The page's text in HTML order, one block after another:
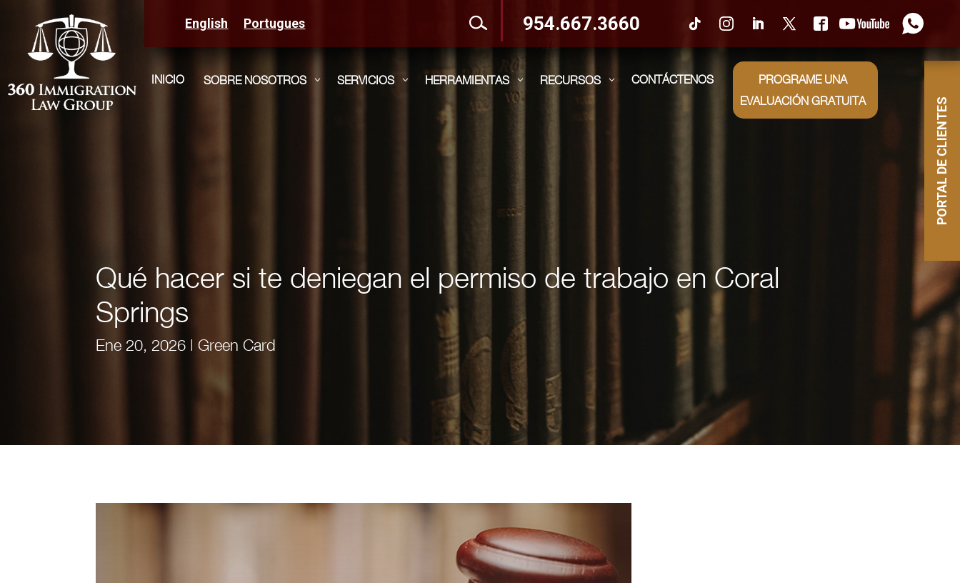
English Portugues 954.667.3660
INICIO SOBRE NOSOTROS 3 SERVICIOS 3 HERRAMIENTAS 3 RECURSOS 3 CONTÁCTENOS
PROGRAME UNA
EVALUACIÓN GRATUITA
Qué hacer si te deniegan el permiso de trabajo en Coral
Springs
Ene 20, 2026 |Green Card
PORTAL DE CLIENTES